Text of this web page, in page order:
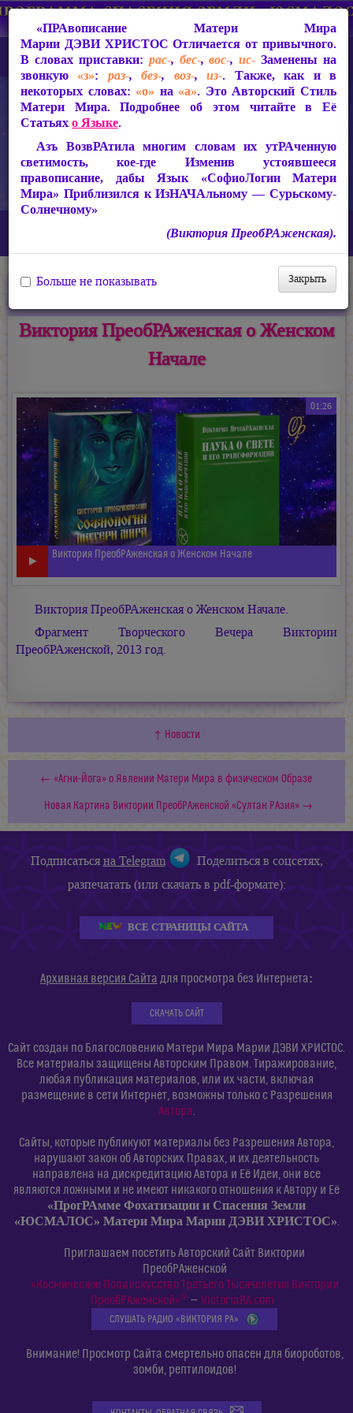
Виктория ПреобРАженская о Женском Начале
11.05.2019
Виктория ПреобРАженская о Женском
Начале
01:26
Виктория ПреобРАженская о Женском Начале
Виктория ПреобРАженская о Женском Начале.
Фрагмент Творческого Вечера Виктории
ПреобРАженской, 2013 год.
↑ Новости
← «Агни-Йога» о Явлении Матери Мира в физическом Образе
Новая Картина Виктории ПреобРАженской «Султан РАзия» →
«ПРАвописание Матери Мира
Марии ДЭВИ ХРИСТОС Отличается от привычного.
В словах приставки: рас-, бес-,вос-,ис- Заменены на
звонкую «з»: раз-,без-, воз-,из-. Также, как и в
некоторых словах: «о» на «а». Это Авторский Стиль
Матери Мира. Подробнее об этом читайте в Её
Статьяхо Языке.
Азъ ВозвРАтила многим словам их утРАченную
светимость, кое-где Изменив устоявшееся
правописание, дабы Язык «СофиоЛогии Матери
Мира» Приблизился к ИзНАЧАльному — Сурьскому-
Солнечному»
(Виктория ПреобРАженская).
Закрыть
Больше не показывать
Подписатьсяна Telegram
Поделиться в соцсетях,
разпечатать (или скачать в pdf-формате):
ВСЕ СТРАНИЦЫ САЙТА
Архивная версия Сайта для просмотра без Интернета:
СКАЧАТЬ САЙТ
Сайт создан по Благословению Матери Мира Марии ДЭВИ ХРИСТОС.
Все материалы защищены Авторским Правом. Тиражирование,
любая публикация материалов, или их части, включая
размещение в сети Интернет, возможны только с Разрешения
Автора.
Сайты, которые публикуют материалы без Разрешения Автора,
нарушают закон об Авторских Правах, и их деятельность
направлена на дискредитацию Автора и Её Идеи, они все
являются ложными и не имеют никакого отношения к Автору и Её
«ПрогРАмме Фохатизации и Спасения Земли
«ЮСМАЛОС» Матери Мира Марии ДЭВИ ХРИСТОС».
Приглашаем посетить Авторский Сайт Виктории
ПреобРАженской
«Космическое Полиискусство Третьего Тысячелетия Виктории
ПреобРАженской»©— VictoriaRA.com
СЛУШАТЬ РАДИО «ВИКТОРИЯ РА»
Внимание! Просмотр Сайта смертельно опасен для биороботов,
зомби, рептилоидов!